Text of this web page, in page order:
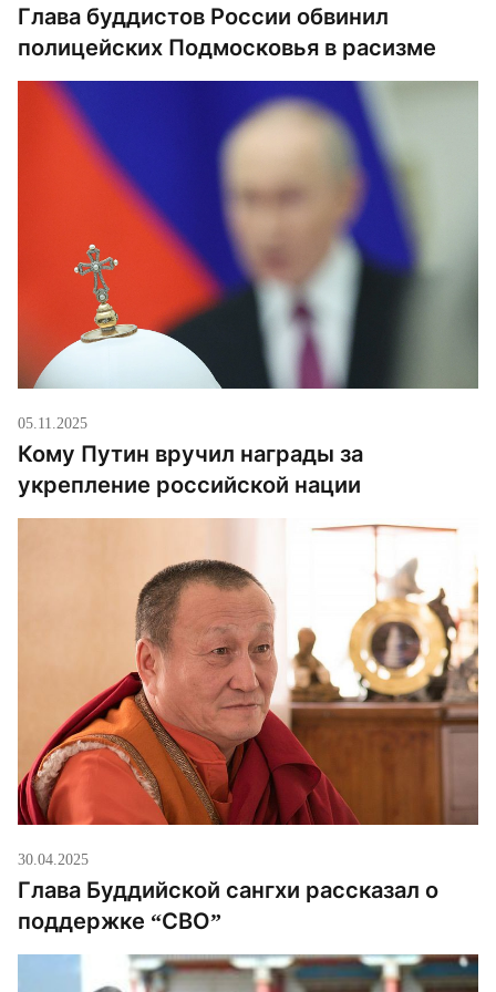
Глава буддистов России обвинил
полицейских Подмосковья в расизме
05.11.2025
Кому Путин вручил награды за
укрепление российской нации
30.04.2025
Глава Буддийской сангхи рассказал о
поддержке “СВО”